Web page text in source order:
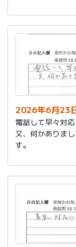
集長さんにもよ
2026年6月23
電話して早々対
又、何かありま
す。